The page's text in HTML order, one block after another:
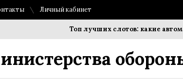
Личный кабинет
Топ лучших слотов: какие